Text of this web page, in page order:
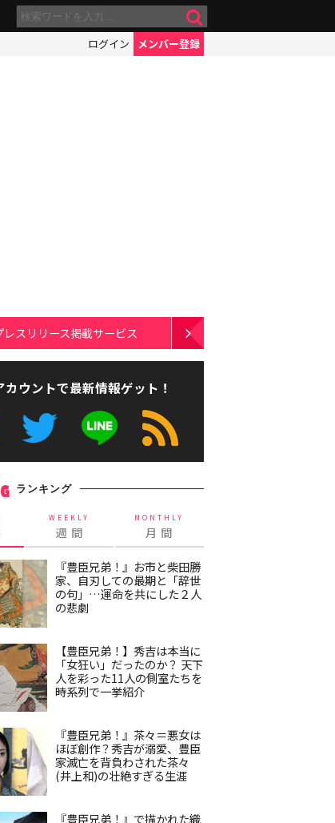
ログイン メンバー登録
レスリリース掲載サービス
カウントで最新情報ゲット！
ランキング
WEEKLY
週 間
MONTHLY
月 間
『豊臣兄弟！』お市と柴田勝
家、自刃しての最期と「辞世
の句」…運命を共にした２人
の悲劇
【豊臣兄弟！】秀吉は本当に
「女狂い」だったのか？ 天下
人を彩った11人の側室たちを
時系列で一挙紹介
『豊臣兄弟！』茶々＝悪女は
ほぼ創作？秀吉が溺愛、豊臣
家滅亡を背負わされた茶々
(井上和)の壮絶すぎる生涯
『豊臣兄弟！』で描かれた織